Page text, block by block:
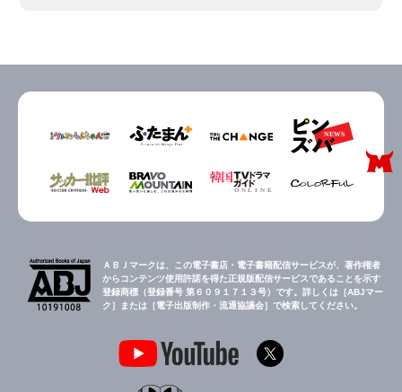
ＡＢＪマークは、この電子書店・電子書籍配信サービスが、著作権者
からコンテンツ使用許諾を得た正規版配信サービスであることを示す
登録商標（登録番号 第６０９１７１３号）です。詳しくは［ABJマー
ク］または［電子出版制作・流通協議会］で検索してください。